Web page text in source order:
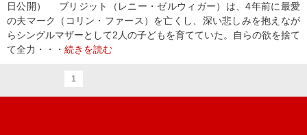
日公開） ブリジット（レニー・ゼルウィガー）は、4年前に最愛
の夫マーク（コリン・ファース）を亡くし、深い悲しみを抱えなが
らシングルマザーとして2人の子どもを育てていた。自らの欲を捨て
て全力・・・ 続きを読む
1